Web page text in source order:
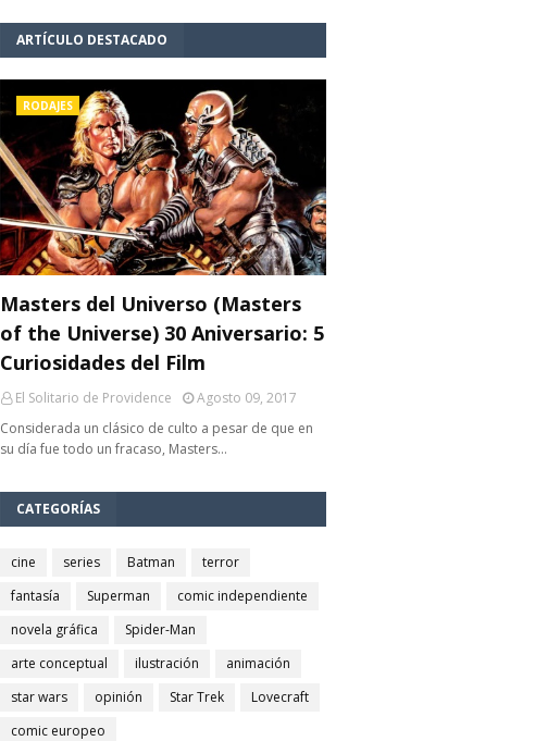
ARTÍCULO DESTACADO
RODAJES
Masters del Universo (Masters
of the Universe) 30 Aniversario: 5
Curiosidades del Film
El Solitario de Providence
Agosto 09, 2017
Considerada un clásico de culto a pesar de que en
su día fue todo un fracaso, Masters…
CATEGORÍAS
cine series Batman
terror
fantasía
Superman
comic independiente
novela gráfica
Spider-Man
arte conceptual
ilustración
animación
star wars
opinión Star Trek
Lovecraft
comic europeo